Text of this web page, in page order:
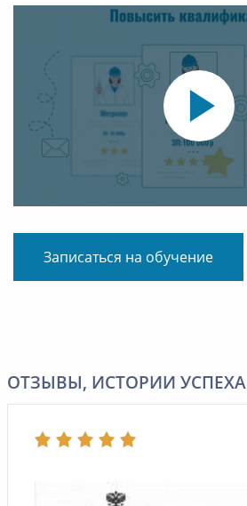
Записаться на обучение
ОТЗЫВЫ, ИСТОРИИ УСПЕХА